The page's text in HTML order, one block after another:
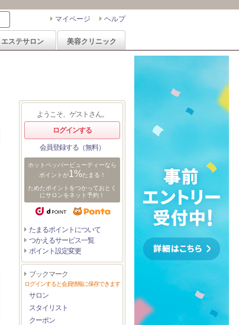
ヘルプ
マイページ
エステサロン 美容クリニック
ようこそ、ゲストさん。
ログインする
会員登録する（無料）
ホットペッパービューティーなら
ポイントが1%たまる！
ためたポイントをつかっておとく
にサロンをネット予約！
たまるポイントについて
つかえるサービス一覧
ポイント設定変更
ブックマーク
ログインすると会員情報に保存できます
サロン
スタイリスト
クーポン